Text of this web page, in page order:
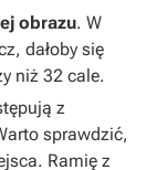
obrazu. W
dałoby się
niż 32 cale.
z
sprawdzić,
Ramię z